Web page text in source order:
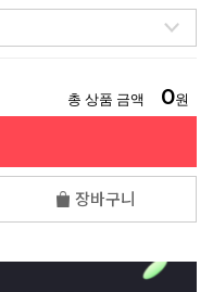
총 상품 금액 0원
장바구니